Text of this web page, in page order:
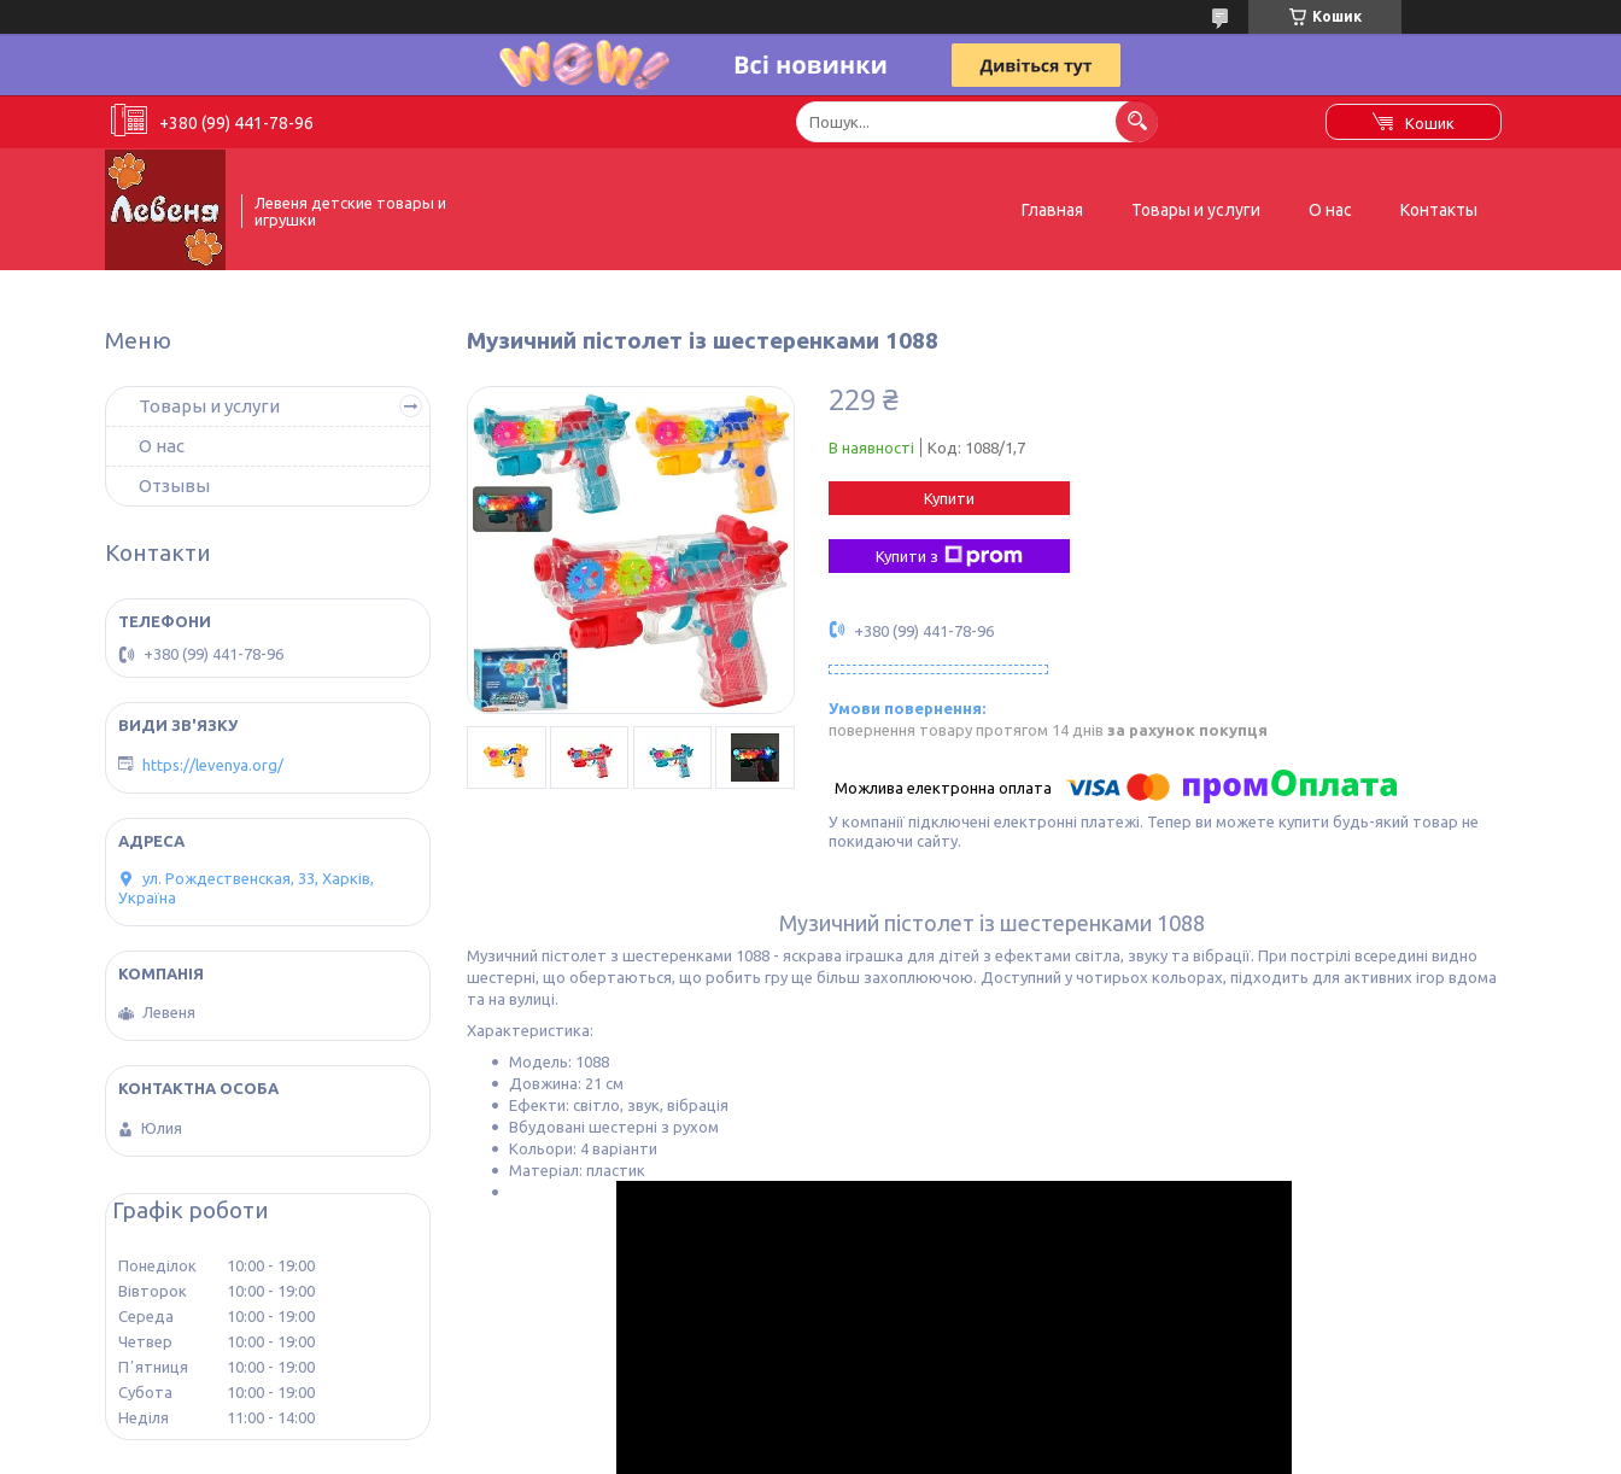
Кошик
+380 (99) 441-78-96 Кошик
Левеня детские товары и
игрушки
Главная Товары и услуги О нас Контакты
Музичний пістолет із шестеренками 1088
229 ₴
В наявності Код: 1088/1,7
Купити
Купити з
+380 (99) 441-78-96
повернення товару протягом 14 днів за рахунок покупця
У компанії підключені електронні платежі. Тепер ви можете купити будь-який товар не
покидаючи сайту.
Музичний пістолет із шестеренками 1088
Музичний пістолет з шестеренками 1088 - яскрава іграшка для дітей з ефектами світла, звуку та вібрації. При пострілі всередині видно
шестерні, що обертаються, що робить гру ще більш захоплюючою. Доступний у чотирьох кольорах, підходить для активних ігор вдома
та на вулиці.
Характеристика:
Модель: 1088
Довжина: 21 см
Ефекти: світло, звук, вібрація
Вбудовані шестерні з рухом
Кольори: 4 варіанти
Матеріал: пластик
Товары и услуги
О нас
Отзывы
Контакти
+380 (99) 441-78-96
https://levenya.org/
ул. Рождественская, 33, Харків,
Україна
Левеня
Юлия
Графік роботи
Понеділок 10:00
19:00
Вівторок
10:00
19:00
Середа
10:00
19:00
Четвер
10:00
19:00
Пʼятниця
10:00
19:00
Субота
10:00
19:00
Неділя
11:00 14:00